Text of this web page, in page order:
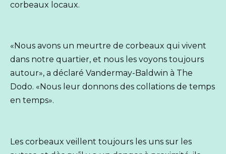
corbeaux locaux.
«Nous avons un meurtre de corbeaux qui vivent
dans notre quartier, et nous les voyons toujours
autour», a déclaré Vandermay-Baldwin à The
Dodo. «Nous leur donnons des collations de temps
en temps».
Les corbeaux veillent toujours les uns sur les